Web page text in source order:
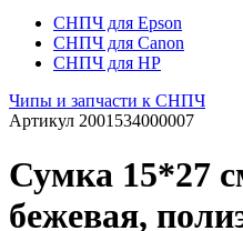
СНПЧ для Epson
СНПЧ для Canon
СНПЧ для HP
Чипы и запчасти к СНПЧ
Артикул 2001534000007
Сумка 15*27
бежевая,